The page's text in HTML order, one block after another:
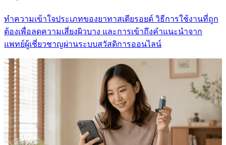
ทำความเข้าใจประเภทของยาทาสเตียรอยด์ วิธีการใช้งานที่ถูก
ต้องเพื่อลดความเสี่ยงผิวบาง และการเข้าถึงคำแนะนำจาก
แพทย์ผู้เชี่ยวชาญผ่านระบบสวัสดิการออนไลน์